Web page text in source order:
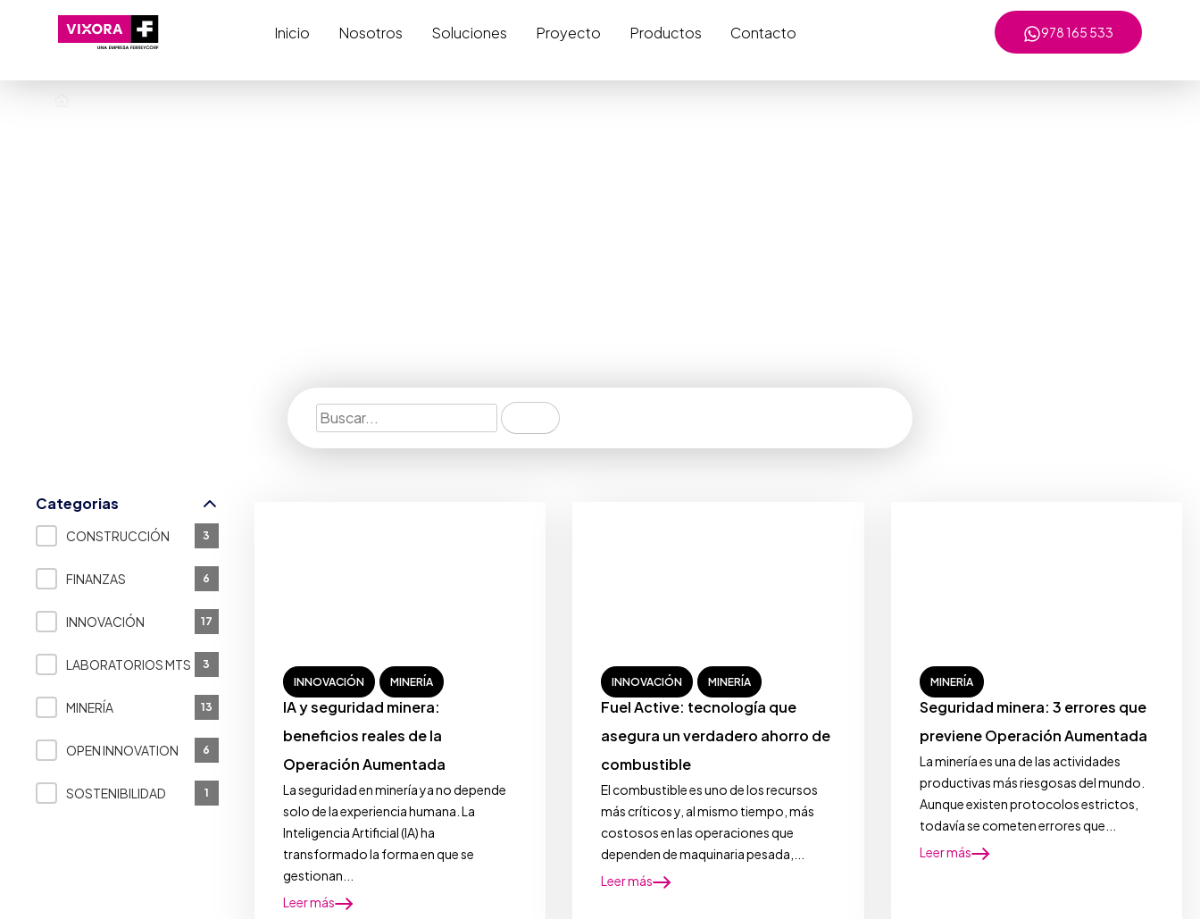
Inicio Nosotros Soluciones Proyecto Productos Contacto 978 165 533
Categorias
CONSTRUCCIÓN 3
FINANZAS 6
INNOVACIÓN 17
LABORATORIOS MTS 3
MINERÍA 13
OPEN INNOVATION 6
SOSTENIBILIDAD 1
INNOVACIÓN MINERÍA
IA y seguridad minera:
beneficios reales de la
Operación Aumentada
La seguridad en minería ya no depende
solo de la experiencia humana. La
Inteligencia Artificial (IA) ha
transformado la forma en que se
gestionan...
Leer más
INNOVACIÓN MINERÍA
Fuel Active: tecnología que
asegura un verdadero ahorro de
combustible
El combustible es uno de los recursos
más críticos y, al mismo tiempo, más
costosos en las operaciones que
dependen de maquinaria pesada,...
Leer más
MINERÍA
Seguridad minera: 3 errores que
previene Operación Aumentada
La minería es una de las actividades
productivas más riesgosas del mundo.
Aunque existen protocolos estrictos,
todavía se cometen errores que...
Leer más